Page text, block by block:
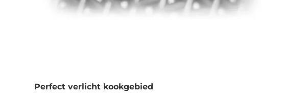
Perfect verlicht kookgebied